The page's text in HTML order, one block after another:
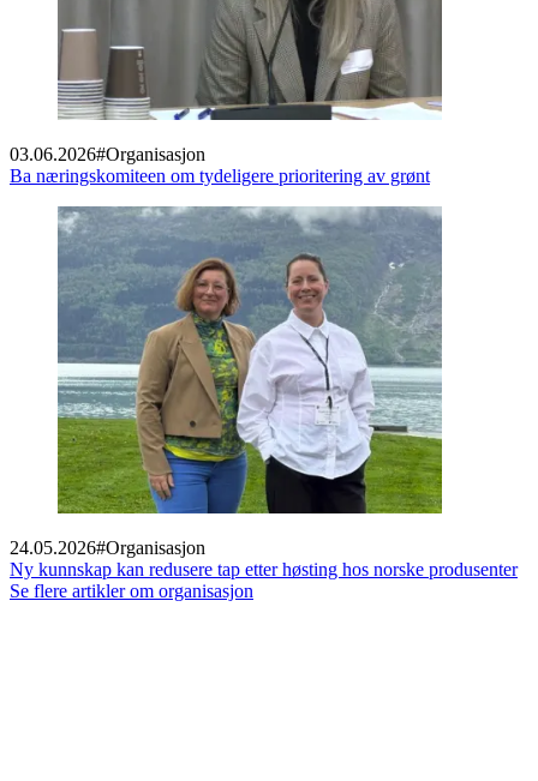
03.06.2026#Organisasjon
Ba næringskomiteen om tydeligere prioritering av grønt
24.05.2026#Organisasjon
Ny kunnskap kan redusere tap etter høsting hos norske produsenter
Se flere artikler om organisasjon